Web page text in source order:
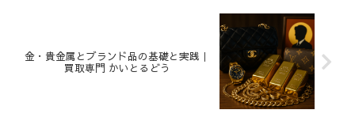
金・貴金属とブランド品の基礎と実践｜
買取専門 かいとるどう